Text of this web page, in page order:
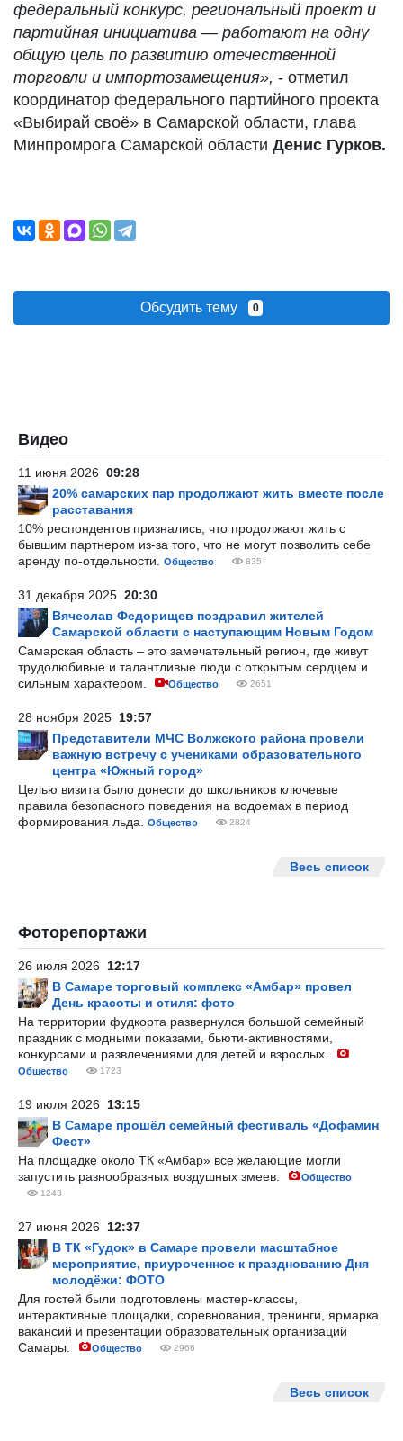
федеральный конкурс, региональный проект и
партийная инициатива — работают на одну
общую цель по развитию отечественной
торговли и импортозамещения», - отметил
координатор федерального партийного проекта
«Выбирай своё» в Самарской области, глава
Минпромрога Самарской области Денис Гурков.
Обсудить тему 0
Видео
11 июня 2026 09:28
20% самарских пар продолжают жить вместе после
расставания
10% респондентов признались, что продолжают жить с
бывшим партнером из-за того, что не могут позволить себе
аренду по-отдельности.
Общество 835
31 декабря 2025 20:30
Вячеслав Федорищев поздравил жителей
Самарской области с наступающим Новым Годом
Самарская область – это замечательный регион, где живут
трудолюбивые и талантливые люди с открытым сердцем и
сильным характером.
Общество 2651
28 ноября 2025 19:57
Представители МЧС Волжского района провели
важную встречу с учениками образовательного
центра «Южный город»
Целью визита было донести до школьников ключевые
правила безопасного поведения на водоемах в период
формирования льда.
Общество 2824
Весь список
Фоторепортажи
26 июля 2026 12:17
В Самаре торговый комплекс «Амбар» провел
День красоты и стиля: фото
На территории фудкорта развернулся большой семейный
праздник с модными показами, бьюти-активностями,
конкурсами и развлечениями для детей и взрослых.
Общество 1723
19 июля 2026 13:15
В Самаре прошёл семейный фестиваль «Дофамин
Фест»
На площадке около ТК «Амбар» все желающие могли
запустить разнообразных воздушных змеев.
Общество
1243
27 июня 2026 12:37
В ТК «Гудок» в Самаре провели масштабное
мероприятие, приуроченное к празднованию Дня
молодёжи: ФОТО
Для гостей были подготовлены мастер-классы,
интерактивные площадки, соревнования, тренинги, ярмарка
вакансий и презентации образовательных организаций
Самары.
Общество 2966
Весь список